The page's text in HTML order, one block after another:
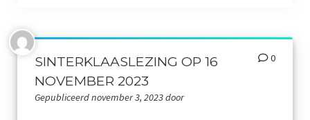
Webshop
Schinveld
SINTERKLAASLEZING OP 16
NOVEMBER 2023
Gepubliceerd november 3, 2023 door
0